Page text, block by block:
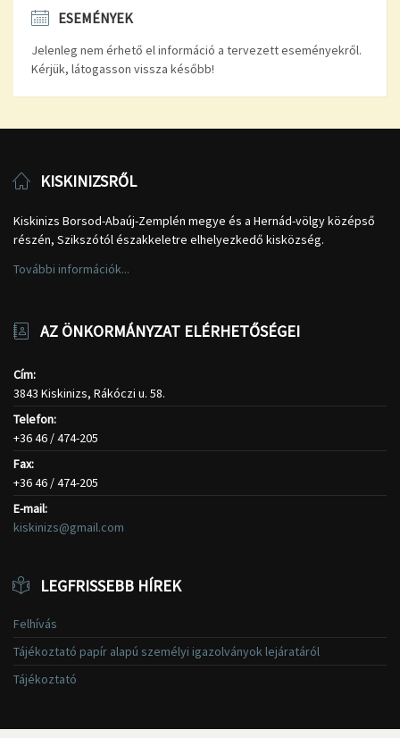
ESEMÉNYEK
Jelenleg nem érhető el információ a tervezett eseményekről.
Kérjük, látogasson vissza később!
KISKINIZSRŐL
Kiskinizs Borsod-Abaúj-Zemplén megye és a Hernád-völgy középső
részén, Szikszótól északkeletre elhelyezkedő kisközség.
További információk...
AZ ÖNKORMÁNYZAT ELÉRHETŐSÉGEI
Cím:
3843 Kiskinizs, Rákóczi u. 58.
Telefon:
+36 46 / 474-205
Fax:
+36 46 / 474-205
E-mail:
kiskinizs@gmail.com
LEGFRISSEBB HÍREK
Felhívás
Tájékoztató papír alapú személyi igazolványok lejáratáról
Tájékoztató